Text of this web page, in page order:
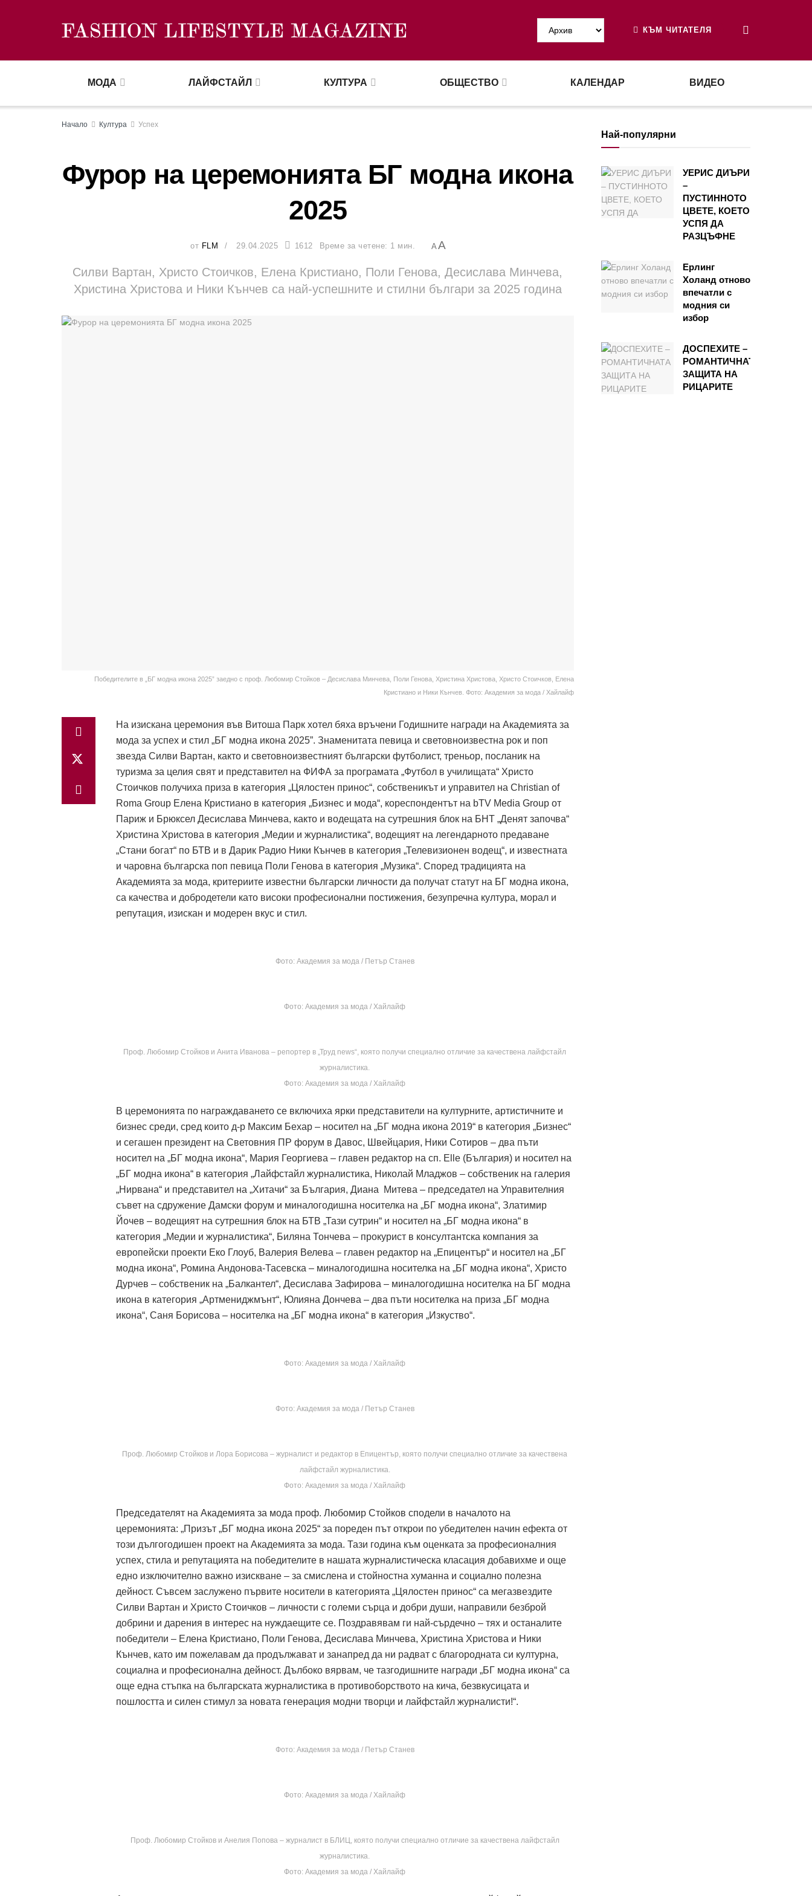
КЪМ ЧИТАТЕЛЯ
МОДА ЛАЙФСТАЙЛ КУЛТУРА ОБЩЕСТВО КАЛЕНДАР ВИДЕО
Начало Култура Успех
Фурор на церемонията БГ модна икона
2025
от FLM 29.04.2025 1612 Време за четене: 1 мин. AA
Силви Вартан, Христо Стоичков, Елена Кристиано, Поли Генова, Десислава Минчева,
Христина Христова и Ники Кънчев са най-успешните и стилни българи за 2025 година
Победителите в „БГ модна икона 2025” заедно с проф. Любомир Стойков – Десислава Минчева, Поли Генова, Христина Христова, Христо Стоичков, Елена
Кристиано и Ники Кънчев. Фото: Академия за мода / Хайлайф
На изискана церемония във Витоша Парк хотел бяха връчени Годишните награди на Академията за
мода за успех и стил „БГ модна икона 2025”. Знаменитата певица и световноизвестна рок и поп
звезда Силви Вартан, както и световноизвестният български футболист, треньор, посланик на
туризма за целия свят и представител на ФИФА за програмата „Футбол в училищата“ Христо
Стоичков получиха приза в категория „Цялостен принос“, собственикът и управител на Christian of
Roma Group Елена Кристиано в категория „Бизнес и мода“, кореспондентът на bTV Media Group от
Париж и Брюксел Десислава Минчева, както и водещата на сутрешния блок на БНТ „Денят започва“
Христина Христова в категория „Медии и журналистика“, водещият на легендарното предаване
„Стани богат“ по БТВ и в Дарик Радио Ники Кънчев в категория „Телевизионен водещ“, и известната
и чаровна българска поп певица Поли Генова в категория „Музика“. Според традицията на
Академията за мода, критериите известни български личности да получат статут на БГ модна икона,
са качества и добродетели като високи професионални постижения, безупречна култура, морал и
репутация, изискан и модерен вкус и стил.
Фото: Академия за мода / Петър Станев
Фото: Академия за мода / Хайлайф
Проф. Любомир Стойков и Анита Иванова – репортер в „Труд news“, която получи специално отличие за качествена лайфстайл
журналистика.
Фото: Академия за мода / Хайлайф
В церемонията по награждаването се включиха ярки представители на културните, артистичните и
бизнес среди, сред които д-р Максим Бехар – носител на „БГ модна икона 2019“ в категория „Бизнес“
и сегашен президент на Световния ПР форум в Давос, Швейцария, Ники Сотиров – два пъти
носител на „БГ модна икона“, Мария Георгиева – главен редактор на сп. Elle (България) и носител на
„БГ модна икона“ в категория „Лайфстайл журналистика, Николай Младжов – собственик на галерия
„Нирвана“ и представител на „Хитачи“ за България, Диана Митева – председател на Управителния
съвет на сдружение Дамски форум и миналогодишна носителка на „БГ модна икона“, Златимир
Йочев – водещият на сутрешния блок на БТВ „Тази сутрин“ и носител на „БГ модна икона“ в
категория „Медии и журналистика“, Биляна Тончева – прокурист в консултантска компания за
европейски проекти Еко Глоуб, Валерия Велева – главен редактор на „Епицентър“ и носител на „БГ
модна икона“, Ромина Андонова-Тасевска – миналогодишна носителка на „БГ модна икона“, Христо
Дурчев – собственик на „Балкантел“, Десислава Зафирова – миналогодишна носителка на БГ модна
икона в категория „Артмениджмънт“, Юлияна Дончева – два пъти носителка на приза „БГ модна
икона“, Саня Борисова – носителка на „БГ модна икона“ в категория „Изкуство“.
Фото: Академия за мода / Хайлайф
Фото: Академия за мода / Петър Станев
Проф. Любомир Стойков и Лора Борисова – журналист и редактор в Епицентър, която получи специално отличие за качествена
лайфстайл журналистика.
Фото: Академия за мода / Хайлайф
Председателят на Академията за мода проф. Любомир Стойков сподели в началото на
церемонията: „Призът „БГ модна икона 2025“ за пореден път открои по убедителен начин ефекта от
този дългогодишен проект на Академията за мода. Тази година към оценката за професионалния
успех, стила и репутацията на победителите в нашата журналистическа класация добавихме и още
едно изключително важно изискване – за смислена и стойностна хуманна и социално полезна
дейност. Съвсем заслужено първите носители в категорията „Цялостен принос“ са мегазвездите
Силви Вартан и Христо Стоичков – личности с големи сърца и добри души, направили безброй
добрини и дарения в интерес на нуждаещите се. Поздравявам ги най-сърдечно – тях и останалите
победители – Елена Кристиано, Поли Генова, Десислава Минчева, Христина Христова и Ники
Кънчев, като им пожелавам да продължават и занапред да ни радват с благородната си културна,
социална и професионална дейност. Дълбоко вярвам, че тазгодишните награди „БГ модна икона“ са
още една стъпка на българската журналистика в противоборството на кича, безвкусицата и
пошлостта и силен стимул за новата генерация модни творци и лайфстайл журналисти!“.
Фото: Академия за мода / Петър Станев
Фото: Академия за мода / Хайлайф
Проф. Любомир Стойков и Анелия Попова – журналист в БЛИЦ, която получи специално отличие за качествена лайфстайл
журналистика.
Фото: Академия за мода / Хайлайф
Най-популярни
УЕРИС ДИЪРИ
–
ПУСТИННОТО
ЦВЕТЕ, КОЕТО
УСПЯ ДА
РАЗЦЪФНЕ
Ерлинг
Холанд отново
впечатли с
модния си
избор
ДОСПЕХИТЕ –
РОМАНТИЧНАТА
ЗАЩИТА НА
РИЦАРИТЕ